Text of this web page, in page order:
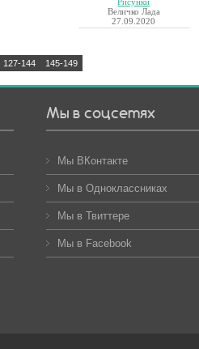
Рисунки
Величко Лада
27.09.2020
127-144 145-149
Мы в соцсетях
Мы ВКонтакте
Мы в Одноклассниках
Мы в Твиттере
Мы в Facebook